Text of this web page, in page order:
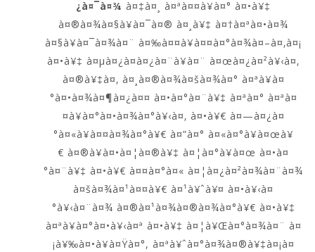
¿à¤¯à¤¾ à¤‡à¤¸ à¤ªà¤¤à¥à¤° à¤•à¥‡
à¤®à¤¾à¤§à¥à¤¯à¤® à¤¸à¥‡ à¤†à¤ªà¤•à¤¾
à¤§à¥à¤¯à¤¾à¤¨ à¤‰à¤¤à¥à¤¤à¤°à¤¾à¤–à¤‚à¤¡
à¤•à¥‡ à¤µà¤¿à¤­à¤¿à¤¨à¥à¤¨ à¤œà¤¿à¤²à¥‹à¤‚
à¤®à¥‡à¤‚ à¤¸à¤®à¤¾à¤šà¤¾à¤° à¤ªà¥à¤
°à¤•à¤¾à¤¶à¤¿à¤¤ à¤•à¤°à¤¨à¥‡ à¤ªà¤° à¤ªà¤
¤à¥à¤°à¤•à¤¾à¤°à¥‹à¤‚ à¤•à¥€ à¤—à¤¿à¤
°à¤«à¥à¤¤à¤¾à¤°à¥€ à¤”à¤° à¤«à¤°à¥à¤œà¥
€ à¤®à¥à¤•à¤¦à¤®à¥‡ à¤¦à¤°à¥à¤œ à¤•à¤
°à¤¨à¥‡ à¤•à¥€ à¤¤à¤°à¤« à¤¦à¤¿à¤²à¤¾à¤¨à¤¾
à¤šà¤¾à¤¹à¤¤à¥€ à¤¹à¥ˆà¥¤ à¤•à¥‹à¤
°à¥‹à¤¨à¤¾ à¤®à¤¹à¤¾à¤®à¤¾à¤°à¥€ à¤•à¥‡
à¤ªà¥à¤°à¤•à¥‹à¤ª à¤•à¥‡ à¤¦à¥Œà¤°à¤¾à¤¨ à¤
¡à¥‰à¤•à¥à¤Ÿà¤°, à¤ªà¥ˆà¤°à¤¾à¤®à¥‡à¤¡à¤